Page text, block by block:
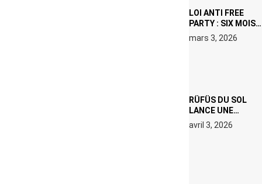
LOI ANTI FREE
PARTY : SIX MOIS
DE PRISON ET 5
000 € D’AMENDE
mars 3, 2026
RÜFÜS DU SOL
LANCE UNE
RÉSIDENCE DJ
SET DE QUATRE
avril 3, 2026